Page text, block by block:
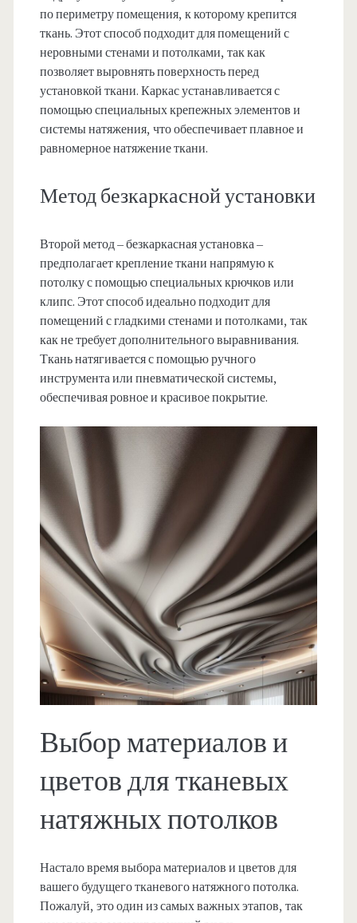
по периметру помещения, к которому крепится
ткань. Этот способ подходит для помещений с
неровными стенами и потолками, так как
позволяет выровнять поверхность перед
установкой ткани. Каркас устанавливается с
помощью специальных крепежных элементов и
системы натяжения, что обеспечивает плавное и
равномерное натяжение ткани.
Метод безкаркасной установки
Второй метод – безкаркасная установка –
предполагает крепление ткани напрямую к
потолку с помощью специальных крючков или
клипс. Этот способ идеально подходит для
помещений с гладкими стенами и потолками, так
как не требует дополнительного выравнивания.
Ткань натягивается с помощью ручного
инструмента или пневматической системы,
обеспечивая ровное и красивое покрытие.
Выбор материалов и
цветов для тканевых
натяжных потолков
Настало время выбора материалов и цветов для
вашего будущего тканевого натяжного потолка.
Пожалуй, это один из самых важных этапов, так